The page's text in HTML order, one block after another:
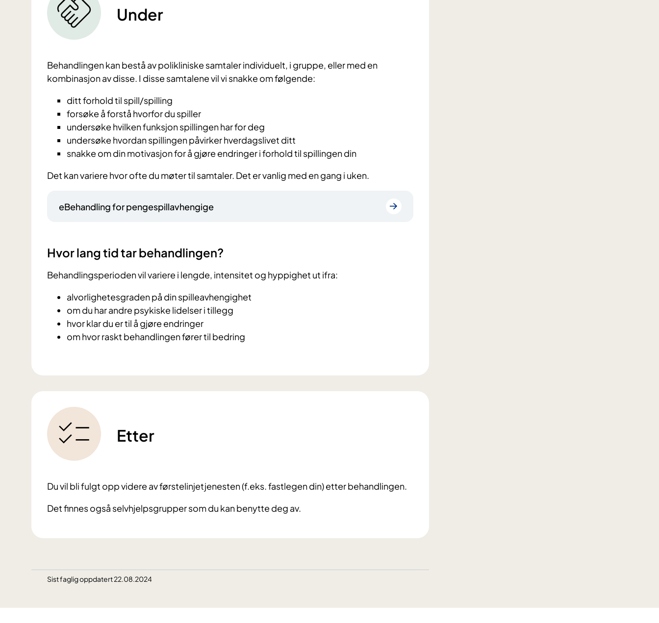
Under
Behandlingen kan bestå av polikliniske samtaler individuelt, i gruppe, eller med en
kombinasjon av disse. I disse samtalene vil vi snakke om følgende:
ditt forhold til spill/spilling
forsøke å forstå hvorfor du spiller
undersøke hvilken funksjon spillingen har for deg
undersøke hvordan spillingen påvirker hverdagslivet ditt
snakke om din motivasjon for å gjøre endringer i forhold til spillingen din
Det kan variere hvor ofte du møter til samtaler. Det er vanlig med en gang i uken.
eBehandling for pengespillavhengige
Hvor lang tid tar behandlingen?
Behandlingsperioden vil variere i lengde, intensitet og hyppighet ut ifra:
alvorlighetesgraden på din spilleavhengighet
om du har andre psykiske lidelser i tillegg
hvor klar du er til å gjøre endringer
om hvor raskt behandlingen fører til bedring
Etter
Du vil bli fulgt opp videre av førstelinjetjenesten (f.eks. fastlegen din) etter behandlingen.
Det finnes også selvhjelpsgrupper som du kan benytte deg av.
Sist faglig oppdatert 22.08.2024